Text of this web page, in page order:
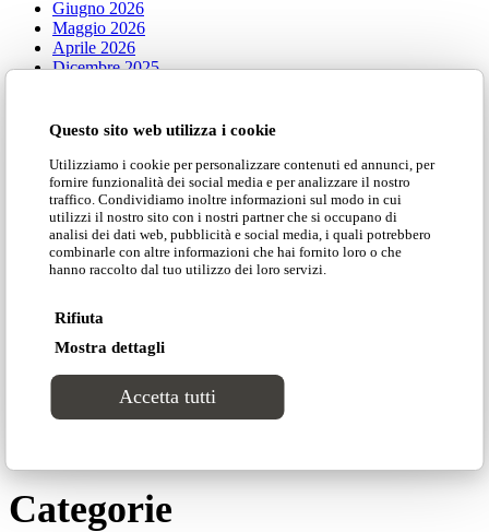
Questo sito web utilizza i cookie
Utilizziamo i cookie per personalizzare contenuti ed annunci, per
fornire funzionalità dei social media e per analizzare il nostro
traffico. Condividiamo inoltre informazioni sul modo in cui
utilizzi il nostro sito con i nostri partner che si occupano di
analisi dei dati web, pubblicità e social media, i quali potrebbero
combinarle con altre informazioni che hai fornito loro o che
hanno raccolto dal tuo utilizzo dei loro servizi.
Rifiuta
Mostra dettagli
Accetta tutti
Giugno 2026
Maggio 2026
Aprile 2026
Dicembre 2025
Settembre 2025
Giugno 2025
Maggio 2025
Aprile 2025
Marzo 2025
Febbraio 2025
Gennaio 2025
Settembre 2024
Agosto 2024
Giugno 2024
Maggio 2024
Aprile 2024
Categorie